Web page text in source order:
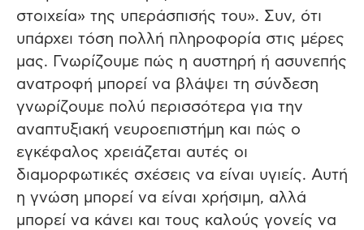
στοιχεία» της υπεράσπισής του». Συν, ότι
υπάρχει τόση πολλή πληροφορία στις μέρες
μας. Γνωρίζουμε πώς η αυστηρή ή ασυνεπής
ανατροφή μπορεί να βλάψει τη σύνδεση
γνωρίζουμε πολύ περισσότερα για την
αναπτυξιακή νευροεπιστήμη και πώς ο
εγκέφαλος χρειάζεται αυτές οι
διαμορφωτικές σχέσεις να είναι υγιείς. Αυτή
η γνώση μπορεί να είναι χρήσιμη, αλλά
μπορεί να κάνει και τους καλούς γονείς να